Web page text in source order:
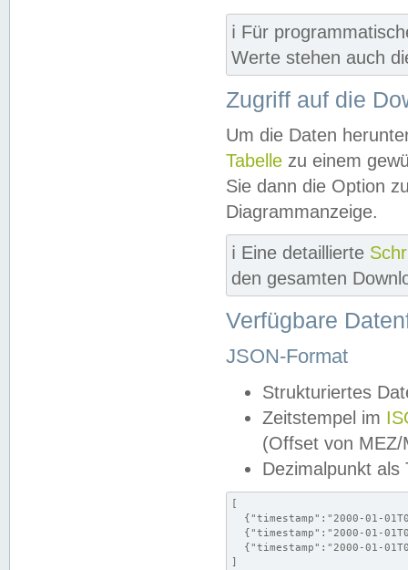
ℹ️ Für
Werte stehen auch
Zugriff auf die
Um die Daten
Tabelle zu einem
Sie dann die Option
Diagrammanzeige.
ℹ️ Eine detaillierte
den gesamten
Verfügbare
JSON-Format
Strukturiertes
Zeitstempel im
(Offset von MEZ/
Dezimalpunkt als
[
{"timestamp":"2000-01-
{"timestamp":"2000-01-
{"timestamp":"2000-01-
]